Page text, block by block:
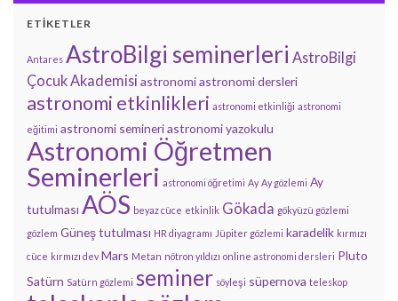
ETIKETLER
Antares AstroBilgi seminerleri AstroBilgi
Çocuk Akademisi astronomiastronomi dersleri
astronomi etkinlikleri astronomi etkinliği astronomi
eğitimi astronomi semineriastronomi yazokulu
Astronomi Öğretmen
Seminerleri astronomi öğretimi Ay Ay gözlemi Ay
tutulması AÖS beyaz cüce etkinlik Gökada gökyüzü gözlemi
gözlem Güneş tutulması HR diyagramı Jüpiter gözlemi karadelik kırmızı
cüce kırmızı dev Mars Metan nötron yıldızı online astronomi dersleri Pluto
Satürn Satürn gözlemi seminer söyleşi süpernova teleskop